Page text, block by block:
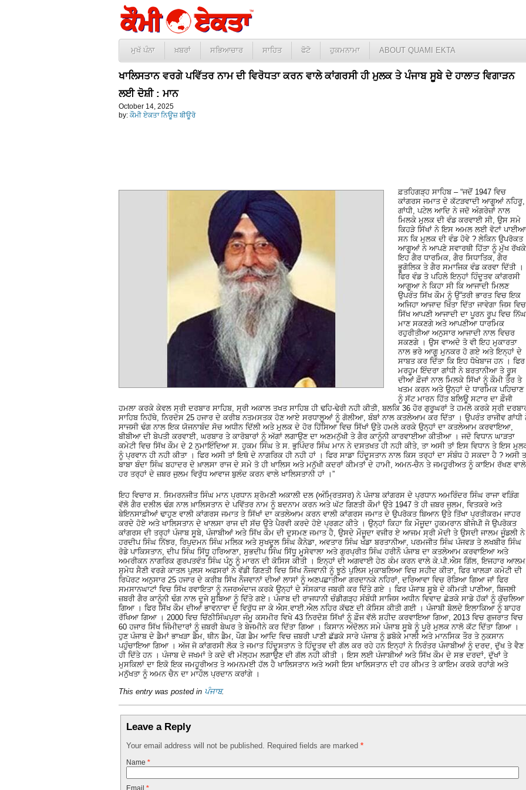
ਮੁਖੱ ਪੰਨਾ ਖ਼ਬਰਾਂ ਸਭਿਆਚਾਰ ਸਾਹਿਤ ਫੋਟੋ ਹੁਕਮਨਾਮਾ ABOUT QUAMI EKTA
ਖਾਲਿਸਤਾਨ ਵਰਗੇ ਪਵਿੱਤਰ ਨਾਮ ਦੀ ਵਿਰੋਧਤਾ ਕਰਨ ਵਾਲੇ ਕਾਂਗਰਸੀ ਹੀ ਮੁਲਕ ਤੇ ਪੰਜਾਬ ਸੂਬੇ ਦੇ ਹਾਲਾਤ ਵਿਗਾੜਨ
ਲਈ ਦੋਸ਼ੀ : ਮਾਨ
October 14, 2025
by: ਕੌਮੀ ਏਕਤਾ ਨਿਊਜ਼ ਬੀਊਰੋ
ਫ਼ਤਹਿਗੜ੍ਹ ਸਾਹਿਬ – “ਜਦੋਂ 1947 ਵਿਚ
ਕਾਂਗਰਸ ਜਮਾਤ ਦੇ ਕੱਟੜਵਾਦੀ ਆਗੂਆਂ ਨਹਿਰੂ,
ਗਾਂਧੀ, ਪਟੇਲ ਆਦਿ ਨੇ ਜਦੋ ਅੰਗਰੇਜ਼ਾਂ ਨਾਲ
ਮਿਲਕੇ ਮੁਲਕ ਦੀ ਵੰਡ ਕਰਵਾਈ ਸੀ, ਉਸ ਸਮੇ
ਕਿਹੜੇ ਸਿੱਖਾਂ ਨੇ ਇਸ ਅਮਲ ਲਈ ਵੋਟਾਂ ਪਾਈਆ
ਸਨ ਕਿ ਮੁਲਕ ਦੀ ਵੰਡ ਹੋਵੇ ? ਲੇਕਿਨ ਉਪਰੋਕਤ
ਆਗੂਆਂ ਨੇ ਆਪਣੇ ਸਵਾਰਥੀ ਹਿੱਤਾ ਨੂੰ ਮੁੱਖ ਰੱਖਕੇ
ਇਹ ਗੈਰ ਧਾਰਮਿਕ, ਗੈਰ ਸਿਧਾਤਿਕ, ਗੈਰ
ਭੂਗੋਲਿਕ ਤੇ ਗੈਰ ਸਮਾਜਿਕ ਵੰਡ ਕਰਵਾ ਦਿੱਤੀ ।
ਫਿਰ ਵੰਡ ਤੋ ਪਹਿਲੇ ਇਨ੍ਹਾਂ ਹਿੰਦੂਤਵ ਕਾਂਗਰਸੀ
ਆਗੂਆ ਨੇ ਕਿਹਾ ਸੀ ਕਿ ਆਜਾਦੀ ਮਿਲਣ
ਉਪਰੰਤ ਸਿੱਖ ਕੌਮ ਨੂੰ ਉੱਤਰੀ ਭਾਰਤ ਵਿਚ ਇਕ
ਅਜਿਹਾ ਆਜਾਦ ਖਿੱਤਾ ਦਿੱਤਾ ਜਾਵੇਗਾ ਜਿਸ ਵਿਚ
ਸਿੱਖ ਆਪਣੀ ਆਜਾਦੀ ਦਾ ਪੂਰਨ ਰੂਪ ਵਿਚ ਨਿੱਘ
ਮਾਣ ਸਕਣਗੇ ਅਤੇ ਆਪਣੀਆ ਧਾਰਮਿਕ
ਰਹੁਰੀਤੀਆ ਅਨੁਸਾਰ ਆਜਾਦੀ ਨਾਲ ਵਿਚਰ
ਸਕਣਗੇ । ਉਸ ਵਾਅਦੇ ਤੋ ਵੀ ਇਹ ਮੁਕਾਰਤਾ
ਨਾਲ ਭਰੇ ਆਗੂ ਮੁਨਕਰ ਹੋ ਗਏ ਅਤੇ ਇਨ੍ਹਾਂ ਦੇ
ਸਾਬਤ ਕਰ ਦਿੱਤਾ ਕਿ ਇਹ ਧੋਖੇਬਾਜ ਹਨ । ਫਿਰ
ਮਰਹੂਮ ਇੰਦਰਾ ਗਾਂਧੀ ਨੇ ਬਰਤਾਨੀਆ ਤੇ ਰੂਸ
ਦੀਆਂ ਫ਼ੌਜਾਂ ਨਾਲ ਮਿਲਕੇ ਸਿੱਖਾਂ ਨੂੰ ਕੌਮੀ ਤੌਰ ਤੇ
ਖਤਮ ਕਰਨ ਅਤੇ ਉਨ੍ਹਾਂ ਦੇ ਧਾਰਮਿਕ ਪਹਿਚਾਣ
ਨੂੰ ਸੱਟ ਮਾਰਨ ਹਿੱਤ ਬਲਿਊ ਸਟਾਰ ਦਾ ਫ਼ੌਜੀ
ਹਮਲਾ ਕਰਕੇ ਕੇਵਲ ਸ੍ਰੀ ਦਰਬਾਰ ਸਾਹਿਬ, ਸ੍ਰੀ ਅਕਾਲ ਤਖਤ ਸਾਹਿਬ ਹੀ ਢਹਿ-ਢੇਰੀ ਨਹੀ ਕੀਤੀ, ਬਲਕਿ 36 ਹੋਰ ਗੁਰੂਘਰਾਂ ਤੇ ਹਮਲੇ ਕਰਕੇ ਸ੍ਰੀ
ਸਾਹਿਬ ਨਿਹੱਥੇ, ਨਿਰਦੋਸ 25 ਹਜਾਰ ਦੇ ਕਰੀਬ ਨਤਮਸਤਕ ਹੋਣ ਆਏ ਸਰਧਾਲੂਆਂ ਨੂੰ ਗੋਲੀਆ, ਬੰਬਾਂ ਨਾਲ ਕਤਲੇਆਮ ਕਰ ਦਿੱਤਾ । ਉਪਰੰਤ ਰਾਜੀਵ ਗਾਂਧੀ
ਸਾਜਸੀ ਢੰਗ ਨਾਲ ਇਕ ਯੋਜਨਾਬੰਦ ਸੋਚ ਅਧੀਨ ਦਿੱਲੀ ਅਤੇ ਮੁਲਕ ਦੇ ਹੋਰ ਹਿੱਸਿਆ ਵਿਚ ਸਿੱਖਾਂ ਉਤੇ ਹਮਲੇ ਕਰਕੇ ਉਨ੍ਹਾਂ ਦਾ ਕਤਲੇਆਮ ਕਰਵਾਇਆ,
ਬੀਬੀਆ ਦੀ ਬੇਪਤੀ ਕਰਵਾਈ, ਘਰਬਾਰ ਤੇ ਕਾਰੋਬਾਰਾਂ ਨੂੰ ਅੱਗਾਂ ਲਗਾਉਣ ਦਾ ਅਣਮਨੁੱਖੀ ਤੇ ਗੈਰ ਕਾਨੂੰਨੀ ਕਾਰਵਾਈਆ ਕੀਤੀਆ । ਜਦੋ ਵਿਧਾਨ ਘਾੜਤਾ
ਕਮੇਟੀ ਵਿਚ ਸਿੱਖ ਕੌਮ ਦੇ 2 ਨੁਮਾਇੰਦਿਆ ਸ. ਹੁਕਮ ਸਿੰਘ ਤੇ ਸ. ਭੁਪਿੰਦਰ ਸਿੰਘ ਮਾਨ ਨੇ ਦਸਤਖਤ ਹੀ ਨਹੀ ਕੀਤੇ, ਤਾ ਅਸੀ ਤਾਂ ਇਸ ਵਿਧਾਨ ਤੇ ਇਸ
ਨੂੰ ਪ੍ਰਵਾਨ ਹੀ ਨਹੀ ਕੀਤਾ । ਫਿਰ ਅਸੀ ਤਾਂ ਇਥੋ ਦੇ ਨਾਗਰਿਕ ਹੀ ਨਹੀ ਹਾਂ । ਫਿਰ ਸਾਡਾ ਹਿੰਦੂਸਤਾਨ ਨਾਲ ਕਿਸ ਤਰ੍ਹਾਂ ਦਾ ਸੰਬੰਧ ਹੋ ਸਕਦਾ ਹੈ ? ਅਸੀ
ਬਾਬਾ ਬੰਦਾ ਸਿੰਘ ਬਹਾਦਰ ਦੇ ਖ਼ਾਲਸਾ ਰਾਜ ਦੇ ਸਮੇ ਤੋ ਹੀ ਖਾਲਿਸ ਅਤੇ ਮਨੁੱਖੀ ਕਦਰਾਂ ਕੀਮਤਾਂ ਦੇ ਹਾਮੀ, ਅਮਨ-ਚੈਨ ਤੇ ਜਮਹੂਰੀਅਤ ਨੂੰ ਕਾਇਮ ਰੱਖਣ ਵਾਲੇ,
ਹਰ ਤਰ੍ਹਾਂ ਦੇ ਜ਼ਬਰ ਜੁਲਮ ਵਿਰੁੱਧ ਆਵਾਜ ਬੁਲੰਦ ਕਰਨ ਵਾਲੇ ਖਾਲਿਸਤਾਨੀ ਹਾਂ ।”
ਇਹ ਵਿਚਾਰ ਸ. ਸਿਮਰਨਜੀਤ ਸਿੰਘ ਮਾਨ ਪ੍ਰਧਾਨ ਸ਼੍ਰੋਮਣੀ ਅਕਾਲੀ ਦਲ (ਅੰਮ੍ਰਿਤਸਰ) ਨੇ ਪੰਜਾਬ ਕਾਂਗਰਸ ਦੇ ਪ੍ਰਧਾਨ ਅਮਰਿੰਦਰ ਸਿੰਘ ਰਾਜਾ ਵੜਿੰਗ
ਵੱਲੋ ਗੈਰ ਦਲੀਲ ਢੰਗ ਨਾਲ ਖ਼ਾਲਿਸਤਾਨ ਦੇ ਪਵਿੱਤਰ ਨਾਮ ਨੂੰ ਬਦਨਾਮ ਕਰਨ ਅਤੇ ਘੱਟ ਗਿਣਤੀ ਕੌਮਾਂ ਉਤੇ 1947 ਤੋ ਹੀ ਜ਼ਬਰ ਜੁਲਮ, ਵਿਤਕਰੇ ਅਤੇ
ਬੇਇਨਸਾਫ਼ੀਆਂ ਢਾਹੁਣ ਵਾਲੀ ਕਾਂਗਰਸ ਜਮਾਤ ਤੇ ਸਿੱਖਾਂ ਦਾ ਕਤਲੇਆਮ ਕਰਨ ਵਾਲੀ ਕਾਂਗਰਸ ਜਮਾਤ ਦੇ ਉਪਰੋਕਤ ਬਿਆਨ ਉਤੇ ਤਿੱਖਾ ਪ੍ਰਤੀਕਰਮ ਜਾਹਰ
ਕਰਦੇ ਹੋਏ ਅਤੇ ਖਾਲਿਸਤਾਨ ਦੇ ਖਾਲਸਾ ਰਾਜ ਦੀ ਸੱਚ ਉਤੇ ਪੈਰਵੀ ਕਰਦੇ ਹੋਏ ਪ੍ਰਗਟ ਕੀਤੇ । ਉਨ੍ਹਾਂ ਕਿਹਾ ਕਿ ਮੌਜੂਦਾ ਹੁਕਮਰਾਨ ਬੀਜੇਪੀ ਜੋ ਉਪਰੋਕਤ
ਕਾਂਗਰਸ ਦੀ ਤਰ੍ਹਾਂ ਪੰਜਾਬ ਸੂਬੇ, ਪੰਜਾਬੀਆਂ ਅਤੇ ਸਿੱਖ ਕੌਮ ਦੀ ਦੁਸਮਣ ਜਮਾਤ ਹੈ, ਉਸਦੇ ਮੌਜੂਦਾ ਵਜੀਰ ਏ ਆਜਮ ਸ੍ਰੀ ਮੋਦੀ ਤੇ ਉਸਦੀ ਜਾਲਮ ਜੂੰਡਲੀ ਨੇ
ਹਰਦੀਪ ਸਿੰਘ ਨਿੱਝਰ, ਰਿਪੁਦਮਨ ਸਿੰਘ ਮਲਿਕ ਅਤੇ ਸੁਖਦੂਲ ਸਿੰਘ ਕੈਨੇਡਾ, ਅਵਤਾਰ ਸਿੰਘ ਖੰਡਾ ਬਰਤਾਨੀਆ, ਪਰਮਜੀਤ ਸਿੰਘ ਪੰਜਵੜ ਤੇ ਲਖਬੀਰ ਸਿੰਘ
ਰੋਡੇ ਪਾਕਿਸਤਾਨ, ਦੀਪ ਸਿੰਘ ਸਿੱਧੂ ਹਰਿਆਣਾ, ਸੁਭਦੀਪ ਸਿੰਘ ਸਿੱਧੂ ਮੂਸੇਵਾਲਾ ਅਤੇ ਗੁਰਪ੍ਰੀਤ ਸਿੰਘ ਹਰੀਨੌ ਪੰਜਾਬ ਦਾ ਕਤਲੇਆਮ ਕਰਵਾਇਆ ਅਤੇ
ਅਮਰੀਕਨ ਨਾਗਰਿਕ ਗੁਰਪਤਵੰਤ ਸਿੰਘ ਪੰਨੂ ਨੂੰ ਮਾਰਨ ਦੀ ਕੋਸਿਸ ਕੀਤੀ । ਇਨ੍ਹਾਂ ਦੀ ਅਗਵਾਈ ਹੇਠ ਕੰਮ ਕਰਨ ਵਾਲੇ ਕੇ.ਪੀ.ਐਸ ਗਿੱਲ, ਇਜਹਾਰ ਆਲਮ,
ਸੁਮੇਧ ਸੈਣੀ ਵਰਗੇ ਕਾਤਲ ਪੁਲਸ ਅਫਸਰਾਂ ਨੇ ਵੱਡੀ ਗਿਣਤੀ ਵਿਚ ਸਿੱਖ ਨੌਜਵਾਨੀ ਨੂੰ ਝੂਠੇ ਪੁਲਿਸ ਮੁਕਾਬਲਿਆ ਵਿਚ ਸਹੀਦ ਕੀਤਾ, ਫਿਰ ਖਾਲੜਾ ਕਮੇਟੀ ਦੀ
ਰਿਪੋਰਟ ਅਨੁਸਾਰ 25 ਹਜਾਰ ਦੇ ਕਰੀਬ ਸਿੱਖ ਨੌਜਵਾਨਾਂ ਦੀਆਂ ਲਾਸਾਂ ਨੂੰ ਅਣਪਛਾਤੀਆ ਗਰਦਾਨਕੇ ਨਹਿਰਾਂ, ਦਰਿਆਵਾ ਵਿਚ ਰੋੜਿਆ ਗਿਆ ਜਾਂ ਫਿਰ
ਸਮਸਾਨਘਾਟਾਂ ਵਿਚ ਸਿੱਖ ਰਵਾਇਤਾ ਨੂੰ ਨਜਰਅੰਦਾਜ ਕਰਕੇ ਉਨ੍ਹਾਂ ਦੇ ਸੰਸਕਾਰ ਜਬਰੀ ਕਰ ਦਿੱਤੇ ਗਏ । ਫਿਰ ਪੰਜਾਬ ਸੂਬੇ ਦੇ ਕੀਮਤੀ ਪਾਣੀਆ, ਬਿਜਲੀ
ਜ਼ਬਰੀ ਗੈਰ ਕਾਨੂੰਨੀ ਢੰਗ ਨਾਲ ਦੂਜੇ ਸੂਬਿਆ ਨੂੰ ਦਿੱਤੇ ਗਏ। ਪੰਜਾਬ ਦੀ ਰਾਜਧਾਨੀ ਚੰਡੀਗੜ੍ਹ ਸੰਬੰਧੀ ਸਾਜਿਸ ਅਧੀਨ ਵਿਵਾਦ ਛੇੜਕੇ ਸਾਡੇ ਹੱਕਾਂ ਨੂੰ ਕੁੱਚਲਿਆ
ਗਿਆ । ਫਿਰ ਸਿੱਖ ਕੌਮ ਦੀਆਂ ਭਾਵਨਾਵਾ ਦੇ ਵਿਰੁੱਧ ਜਾ ਕੇ ਐਸ.ਵਾਈ.ਐਲ ਨਹਿਰ ਕੱਢਣ ਦੀ ਕੋਸਿਸ ਕੀਤੀ ਗਈ । ਪੰਜਾਬੀ ਬੋਲਦੇ ਇਲਾਕਿਆ ਨੂੰ ਬਾਹਰ
ਰੱਖਿਆ ਗਿਆ । 2000 ਵਿਚ ਚਿੱਠੀਸਿੰਘਪੁਰਾ ਜੰਮੂ ਕਸਮੀਰ ਵਿਖੇ 43 ਨਿਰਦੋਸ਼ ਸਿੱਖਾਂ ਨੂੰ ਫ਼ੌਜ ਵੱਲੋ ਸ਼ਹੀਦ ਕਰਵਾਇਆ ਗਿਆ, 2013 ਵਿਚ ਗੁਜਰਾਤ ਵਿਚ
60 ਹਜਾਰ ਸਿੱਖ ਜਿੰਮੀਦਾਰਾਂ ਨੂੰ ਜ਼ਬਰੀ ਬੇਘਰ ਤੇ ਬੇਜਮੀਨੇ ਕਰ ਦਿੱਤਾ ਗਿਆ । ਕਿਸਾਨ ਅੰਦੋਲਨ ਸਮੇ ਪੰਜਾਬ ਸੂਬੇ ਨੂੰ ਪੂਰੇ ਮੁਲਕ ਨਾਲੋ ਕੱਟ ਦਿੱਤਾ ਗਿਆ ।
ਹੁਣ ਪੰਜਾਬ ਦੇ ਡੈਮਾਂ ਭਾਖੜਾ ਡੈਮ, ਥੀਨ ਡੈਮ, ਪੌਗ ਡੈਮ ਆਦਿ ਵਿਚ ਜ਼ਬਰੀ ਪਾਣੀ ਛੱਡਕੇ ਸਾਰੇ ਪੰਜਾਬ ਨੂੰ ਡਬੋਕੇ ਮਾਲੀ ਅਤੇ ਮਾਨਸਿਕ ਤੌਰ ਤੇ ਨੁਕਸਾਨ
ਪਹੁੰਚਾਇਆ ਗਿਆ । ਅੱਜ ਜੋ ਕਾਂਗਰਸੀ ਲੋਕ ਤੇ ਜਮਾਤ ਹਿੰਦੂਸਤਾਨ ਤੇ ਹਿੰਦੂਤਵ ਦੀ ਗੱਲ ਕਰ ਰਹੇ ਹਨ ਇਨ੍ਹਾਂ ਨੇ ਨਿਰੰਤਰ ਪੰਜਾਬੀਆਂ ਨੂੰ ਦਰਦ, ਦੁੱਖ ਤੇ ਵੈਣ
ਹੀ ਦਿੱਤੇ ਹਨ । ਪੰਜਾਬ ਦੇ ਜਖਮਾਂ ਤੇ ਕਦੇ ਵੀ ਮੱਲ੍ਹਮ ਲਗਾਉਣ ਦੀ ਗੱਲ ਨਹੀ ਕੀਤੀ । ਇਸ ਲਈ ਪੰਜਾਬੀਆਂ ਅਤੇ ਸਿੱਖ ਕੌਮ ਦੇ ਸਭ ਦਰਦਾਂ, ਦੁੱਖਾਂ ਤੇ
ਮੁਸਕਿਲਾਂ ਦਾ ਇਕੋ ਇਕ ਜਮਹੂਰੀਅਤ ਤੇ ਅਮਨਮਈ ਹੱਲ ਹੈ ਖਾਲਿਸਤਾਨ ਅਤੇ ਅਸੀ ਇਸ ਖਾਲਿਸਤਾਨ ਦੀ ਹਰ ਕੀਮਤ ਤੇ ਕਾਇਮ ਕਰਕੇ ਰਹਾਂਗੇ ਅਤੇ
ਮਨੁੱਖਤਾ ਨੂੰ ਅਮਨ ਚੈਨ ਦਾ ਮਾਹੌਲ ਪ੍ਰਦਾਨ ਕਰਾਂਗੇ ।
This entry was posted in ਪੰਜਾਬ.
Leave a Reply
Your email address will not be published. Required fields are marked *
Name *
Email *